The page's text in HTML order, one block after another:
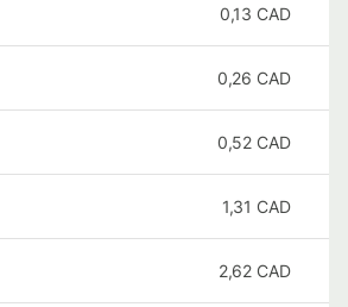
0,13 CAD
0,26 CAD
0,52 CAD
1,31 CAD
2,62 CAD